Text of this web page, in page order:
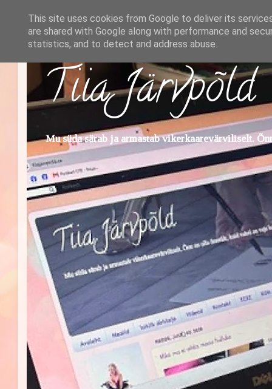
Tiia Järvpõld
Mu süda särab ja armastab vikerkaarevärviliselt.
This site uses cookies from Google to deliver its
are shared with Google along with performance and
statistics, and to detect and address abuse.